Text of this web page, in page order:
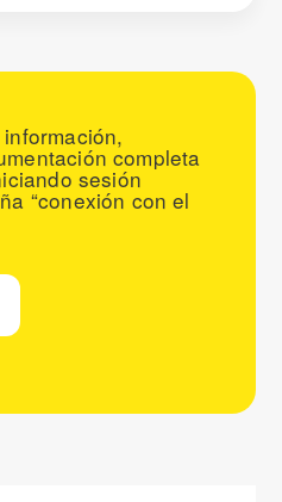
completa
sesión
“conexión con el